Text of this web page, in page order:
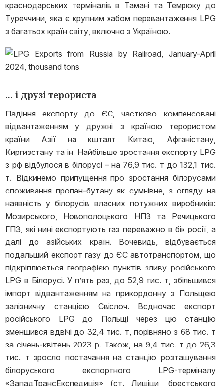
краснодарських терміналів в Тамані та Темрюку до
Туреччини, яка є крупним хабом перевантаження LPG
з багатьох країн світу, включно з Україною.
... і друзі терориста
Падіння експорту до ЄС, частково компенсовані
відвантаженням у дружні з країною терористом
країни Азії на кшталт Китаю, Афганістану,
Киргизстану та ін. Найбільше зростання експорту LPG
з рф відбулося в білорусі – на 76,9 тис. т до 132,1 тис.
т. Відкинемо припущення про зростання білорусами
споживання пропан-бутану як сумнівне, з огляду на
наявність у білорусів власних потужних виробників:
Мозирського, Новополоцького НПЗ та Речицького
ГПЗ, які нині експортують газ переважно в бік росії, а
далі до азійських країн. Вочевидь, відбувається
подальший експорт газу до ЄС автотранспортом, що
підкріплюється географією пунктів зливу російського
LPG в Білорусі. У п’ять раз, до 52,9 тис. т, збільшився
імпорт відвантаженням на прикордонну з Польщею
залізничну станцією Свіслоч. Водночас експорт
російського LPG до Польщі через цю станцію
зменшився вдвічі до 32,4 тис. т, порівняно з 68 тис. т
за січень-квітень 2023 р. Також, на 9,4 тис. т до 26,3
тис. т зросло постачання на станцію розташування
білоруського експортного LPG-терміналу
«ЗападТрансЕкспедиція» (ст. Лищіци, брестського